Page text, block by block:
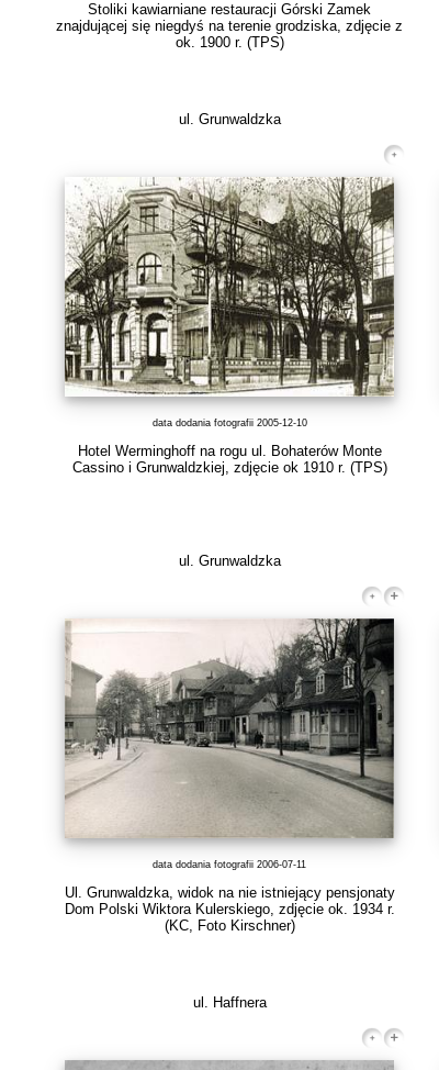
Stoliki kawiarniane restauracji Górski Zamek
znajdującej się niegdyś na terenie grodziska, zdjęcie z
ok. 1900 r. (TPS)
ul. Grunwaldzka
data dodania fotografii 2005-12-10
Hotel Werminghoff na rogu ul. Bohaterów Monte
Cassino i Grunwaldzkiej, zdjęcie ok 1910 r. (TPS)
ul. Grunwaldzka
data dodania fotografii 2006-07-11
Ul. Grunwaldzka, widok na nie istniejący pensjonaty
Dom Polski Wiktora Kulerskiego, zdjęcie ok. 1934 r.
(KC, Foto Kirschner)
ul. Haffnera